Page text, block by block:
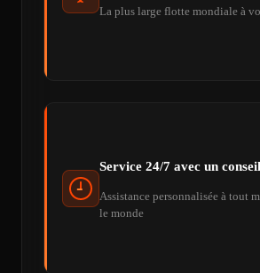
La plus large flotte mondiale à
Service 24/7 avec un
Assistance personnalisée à tout
le monde